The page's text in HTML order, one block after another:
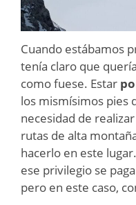
Cuando estábamos
tenía claro que
como fuese. Estar
los mismísimos pies
necesidad de
rutas de alta
hacerlo en este
ese privilegio se
pero en este caso,